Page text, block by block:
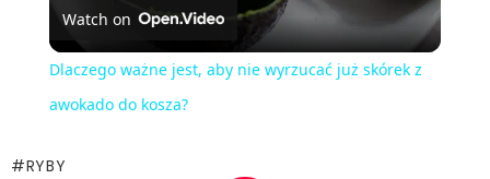
Video
Watch on
Dlaczego ważne jest, aby nie wyrzucać już skórek z
awokado do kosza?
RYBY